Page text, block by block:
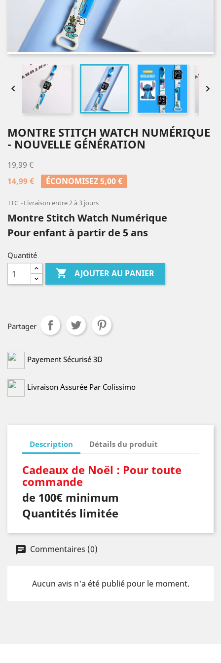
 
MONTRE STITCH WATCH NUMÉRIQUE
- NOUVELLE GÉNÉRATION
19,99 €
14,99 €
ÉCONOMISEZ 5,00 €
TTC Livraison entre 2 à 3 jours
Montre Stitch Watch Numérique
Pour enfant à partir de 5 ans
Quantité
 AJOUTER AU PANIER
Partager
Payement Sécurisé 3D
Livraison Assurée Par Colissimo
Description Détails du produit
Cadeaux de Noël : Pour toute
commande
de 100€ minimum
Quantités limitée
Commentaires (0)
Aucun avis n'a été publié pour le moment.